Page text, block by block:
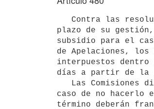
plazo de su
subsidio para el
de Apelaciones, los
interpuestos
días a partir de la
caso de no hacerlo
término deberán